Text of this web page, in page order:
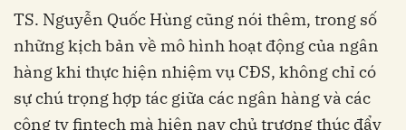
TS. Nguyễn Quốc Hùng cũng nói thêm, trong số
những kịch bản về mô hình hoạt động của ngân
hàng khi thực hiện nhiệm vụ CĐS, không chỉ có
sự chú trọng hợp tác giữa các ngân hàng và các
công ty fintech mà hiện nay chủ trương thúc đẩy